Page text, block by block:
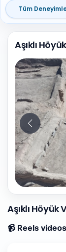
Tüm
Aşıklı
Aşıklı Höyük
📹 Reels